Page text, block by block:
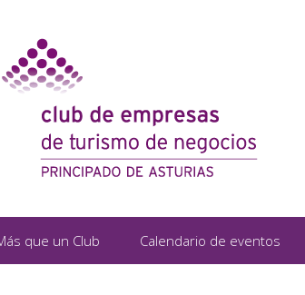
que un Club Calendario de eventos